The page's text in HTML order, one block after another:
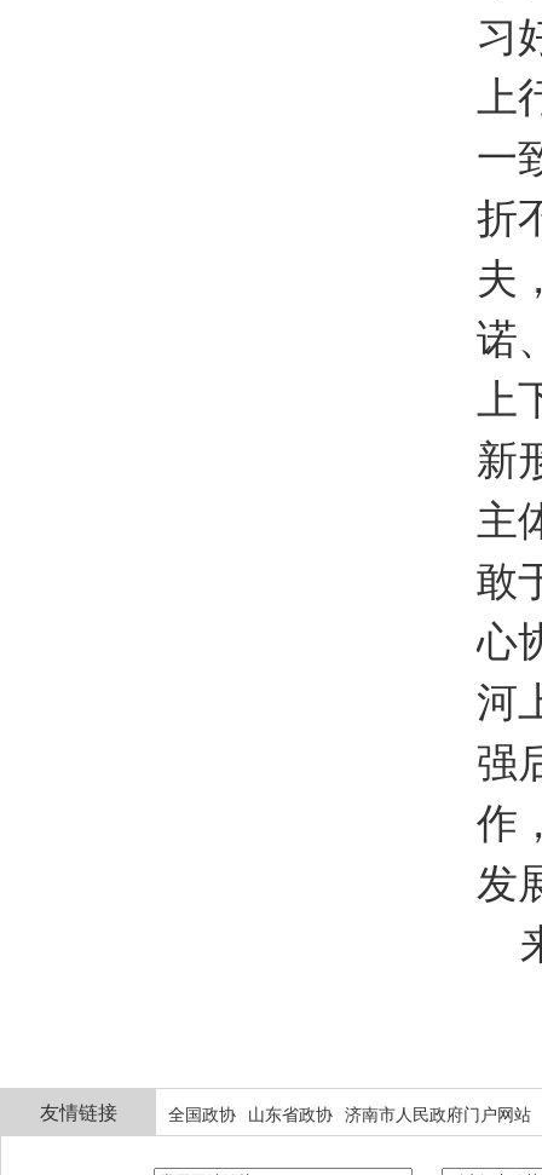
习
一
折
夫
诺
新
主
敢
心
河
强
作
发
友情链接 全国政协 山东省政协 济南市人民政府门户网站